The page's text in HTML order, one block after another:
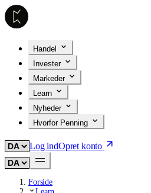
Handel
Invester
Markeder
Learn
Nyheder
Hvorfor Penning
Log indOpret konto
Forside